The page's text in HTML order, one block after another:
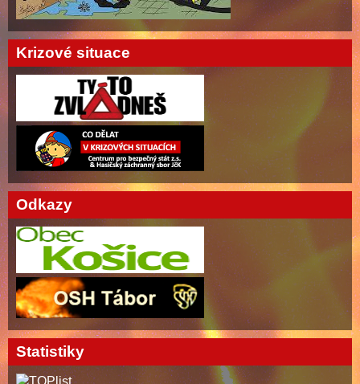
Krizové situace
Odkazy
Statistiky